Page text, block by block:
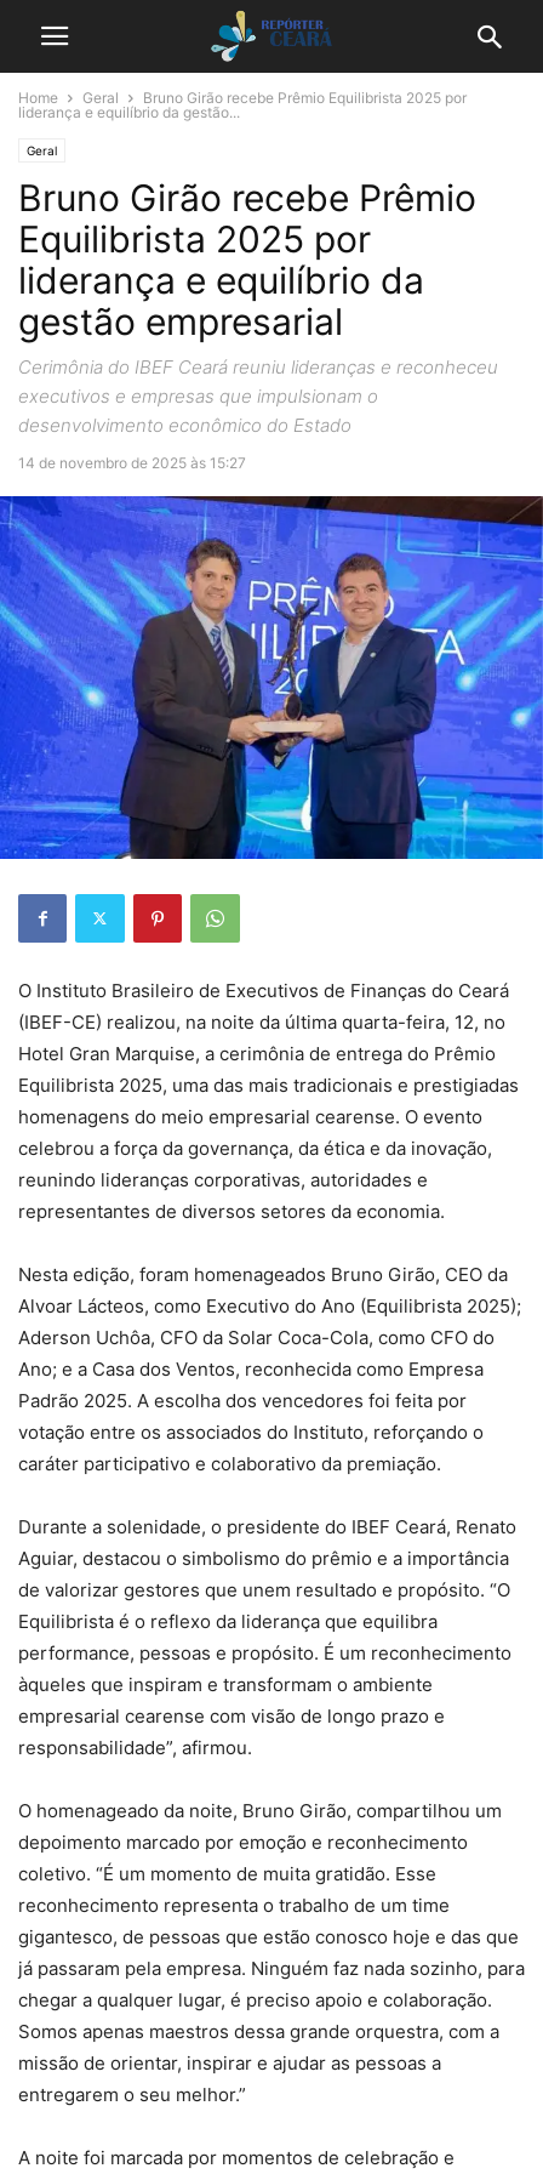
Home Geral
Bruno Girão recebe Prêmio Equilibrista 2025 por
liderança e equilíbrio da gestão...
Geral
Bruno Girão recebe Prêmio
Equilibrista 2025 por
liderança e equilíbrio da
gestão empresarial
Cerimônia do IBEF Ceará reuniu lideranças e reconheceu
executivos e empresas que impulsionam o
desenvolvimento econômico do Estado
14 de novembro de 2025 às 15:27
O Instituto Brasileiro de Executivos de Finanças do Ceará
(IBEF-CE) realizou, na noite da última quarta-feira, 12, no
Hotel Gran Marquise, a cerimônia de entrega do Prêmio
Equilibrista 2025, uma das mais tradicionais e prestigiadas
homenagens do meio empresarial cearense. O evento
celebrou a força da governança, da ética e da inovação,
reunindo lideranças corporativas, autoridades e
representantes de diversos setores da economia.
Nesta edição, foram homenageados Bruno Girão, CEO da
Alvoar Lácteos, como Executivo do Ano (Equilibrista 2025);
Aderson Uchôa, CFO da Solar Coca-Cola, como CFO do
Ano; e a Casa dos Ventos, reconhecida como Empresa
Padrão 2025. A escolha dos vencedores foi feita por
votação entre os associados do Instituto, reforçando o
caráter participativo e colaborativo da premiação.
Durante a solenidade, o presidente do IBEF Ceará, Renato
Aguiar, destacou o simbolismo do prêmio e a importância
de valorizar gestores que unem resultado e propósito. “O
Equilibrista é o reflexo da liderança que equilibra
performance, pessoas e propósito. É um reconhecimento
àqueles que inspiram e transformam o ambiente
empresarial cearense com visão de longo prazo e
responsabilidade”, afirmou.
O homenageado da noite, Bruno Girão, compartilhou um
depoimento marcado por emoção e reconhecimento
coletivo. “É um momento de muita gratidão. Esse
reconhecimento representa o trabalho de um time
gigantesco, de pessoas que estão conosco hoje e das que
já passaram pela empresa. Ninguém faz nada sozinho, para
chegar a qualquer lugar, é preciso apoio e colaboração.
Somos apenas maestros dessa grande orquestra, com a
missão de orientar, inspirar e ajudar as pessoas a
entregarem o seu melhor.”
A noite foi marcada por momentos de celebração e